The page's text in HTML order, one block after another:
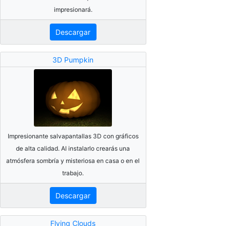
impresionará.
Descargar
3D Pumpkin
Impresionante salvapantallas 3D con gráficos
de alta calidad. Al instalarlo crearás una
atmósfera sombría y misteriosa en casa o en el
trabajo.
Descargar
Flying Clouds